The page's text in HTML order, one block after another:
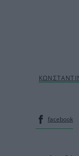
facebook